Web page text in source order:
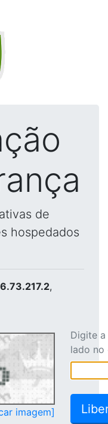
de
hospedados
,
imagem]
Digite
lado no